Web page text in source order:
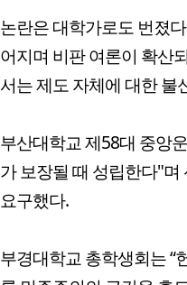
논란은 대학가로도 번졌
어지며 비판 여론이 확산
서는 제도 자체에 대한 불
부산대학교 제58대 중앙
가 보장될 때 성립한다"
요구했다.
부경대학교 총학생회는 “